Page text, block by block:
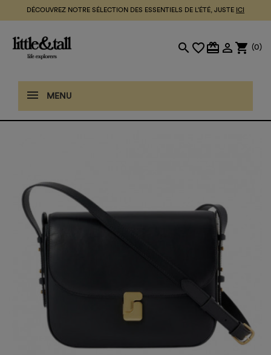
DÉCOUVREZ NOTRE SÉLECTION DES ESSENTIELS DE L'ÉTÉ, JUSTE ICI
search favorite_bordercard_giftcard  shopping_cart (0)
MENU